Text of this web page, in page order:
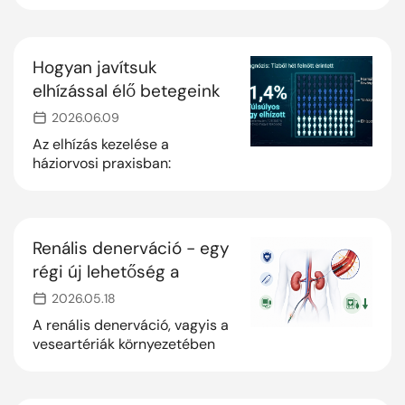
útmutatót háziorvosok
számára
Hogyan javítsuk
elhízással élő betegeink
életkilátásait
2026.06.09
Az elhízás kezelése a
háziorvosi praxisban:
Renális denerváció - egy
régi új lehetőség a
rezisztens hipertónia
kezelésében
2026.05.18
A renális denerváció, vagyis a
veseartériák környezetében